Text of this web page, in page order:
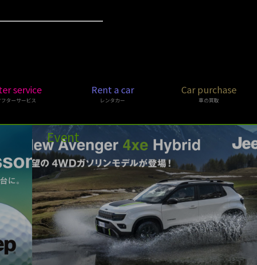
service
フターサービス
Rent a car
レンタカー
Car purchase
車の買取
Event